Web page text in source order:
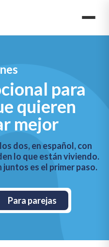
para
quieren
mejor
dos, en español, con
lo que están viviendo.
es el primer paso.
Para parejas